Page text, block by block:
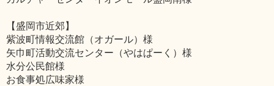
【盛岡市近郊】
紫波町情報交流館（オガール）様
矢巾町活動交流センター（やはぱーく）様
水分公民館様
お食事処広味家様